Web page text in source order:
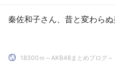
秦佐和子さん、昔と変わら
18300ｍ～AKB48まとめブログ～